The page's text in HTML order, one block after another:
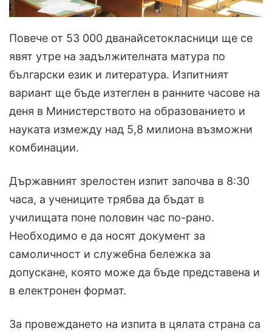
Повече от 53 000 дванайсетокласници ще се
явят утре на задължителната матура по
български език и литература. Изпитният
вариант ще бъде изтеглен в ранните часове на
деня в Министерството на образованието и
науката измежду над 5,8 милиона възможни
комбинации.
Държавният зрелостен изпит започва в 8:30
часа, а учениците трябва да бъдат в
училищата поне половин час по-рано.
Необходимо е да носят документ за
самоличност и служебна бележка за
допускане, която може да бъде представена и
в електронен формат.
За провеждането на изпита в цялата страна са